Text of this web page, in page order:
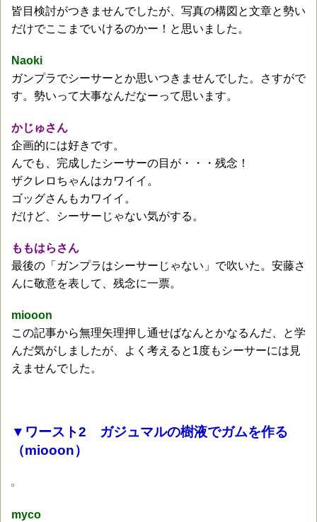
皆目検討がつきませんでしたが、写真の構図と文章と勢い
だけでここまでいけるのかー！と思いました。
Naoki
ガンプラでシーサーとか思いつきませんでした。さすがで
す。勢いって大事なんだなーって思います。
かじゅさん
企画的には好きです。
んでも、完成したシーサーの目が・・・残念！
ザクレロちゃんはカワイイ。
ゴッグさんもカワイイ。
だけど、シーサーじゃない気がする。
ももはらさん
最後の「ガンプラはシーサーじゃない」で吹いた。安藤さ
んに敬意を表して、残念に一票。
miooon
この記事から無理矢理押し通せばなんとかなるんだ、と学
んだ気がしましたが、よく考えると1度もシーサーには見
えませんでした。
▼ワースト2 ガジュマルの樹液でガムを作る
（miooon）
myco